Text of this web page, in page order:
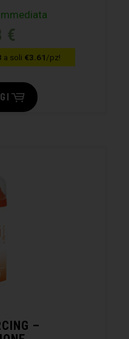
€
a soli €3.61/pz!
–